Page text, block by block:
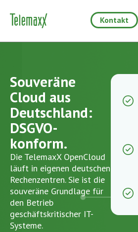
Kontakt
Souveräne
Cloud aus
Deutschland:
DSGVO-
konform.
Die TelemaxX OpenCloud
läuft in eigenen deutschen
Rechenzentren. Sie ist die
souveräne Grundlage für
den Betrieb
geschäftskritischer IT-
Systeme.